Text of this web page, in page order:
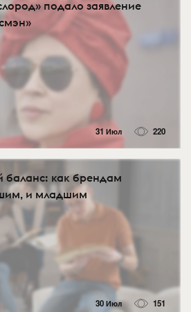
подало заявление
31 Июл 220
баланс: как брендам
и младшим
30 Июл 151